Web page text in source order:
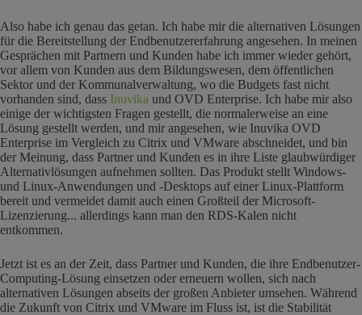
Also habe ich genau das getan. Ich habe mir die alternativen Lösungen
für die Bereitstellung der Endbenutzererfahrung angesehen. In meinen
Gesprächen mit Partnern und Kunden habe ich immer wieder gehört,
vor allem von Kunden aus dem Bildungswesen, dem öffentlichen
Sektor und der Kommunalverwaltung, wo die Budgets fast nicht
vorhanden sind, dass Inuvika und OVD Enterprise. Ich habe mir also
einige der wichtigsten Fragen gestellt, die normalerweise an eine
Lösung gestellt werden, und mir angesehen, wie Inuvika OVD
Enterprise im Vergleich zu Citrix und VMware abschneidet, und bin
der Meinung, dass Partner und Kunden es in ihre Liste glaubwürdiger
Alternativlösungen aufnehmen sollten. Das Produkt stellt Windows-
und Linux-Anwendungen und -Desktops auf einer Linux-Plattform
bereit und vermeidet damit auch einen Großteil der Microsoft-
Lizenzierung... allerdings kann man den RDS-Kalen nicht
entkommen.
Jetzt ist es an der Zeit, dass Partner und Kunden, die ihre Endbenutzer-
Computing-Lösung einsetzen oder erneuern wollen, sich nach
alternativen Lösungen abseits der großen Anbieter umsehen. Während
die Zukunft von Citrix und VMware im Fluss ist, ist die Stabilität